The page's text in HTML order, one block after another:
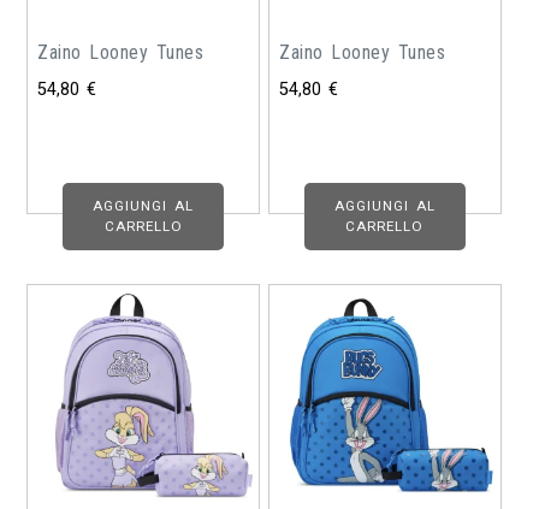
Zaino Looney Tunes
54,80€
AGGIUNGI AL
CARRELLO
Zaino Looney Tunes
54,80€
AGGIUNGI AL
CARRELLO